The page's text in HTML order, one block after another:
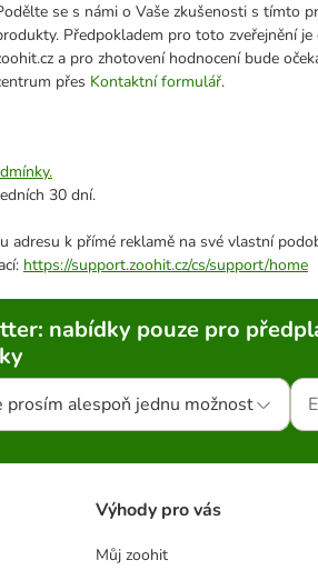
se s námi o Vaše zkušenosti s tímto
Předpokladem pro toto zveřejnění je
a pro zhotovení hodnocení bude
přes Kontaktní formulář.
30 dní.
adresu k přímé reklamě na své vlastní
https://support.zoohit.cz/cs/support/home
nabídky pouze pro
prosím alespoň jednu možnost
Výhody pro vás
Můj zoohit